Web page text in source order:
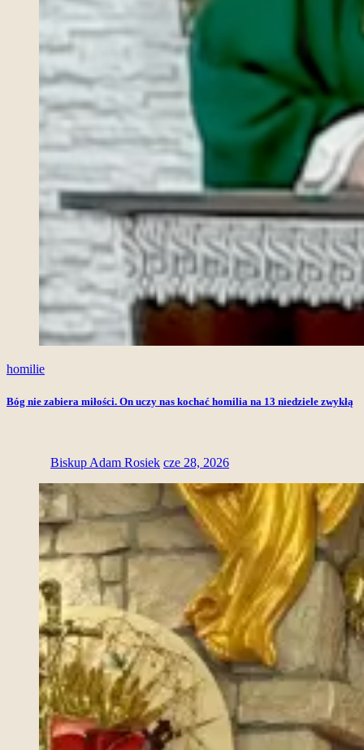
homilie
Bóg nie zabiera miłości. On uczy nas kochać homilia na 13 niedziele zwykłą
Biskup Adam Rosiek cze 28, 2026